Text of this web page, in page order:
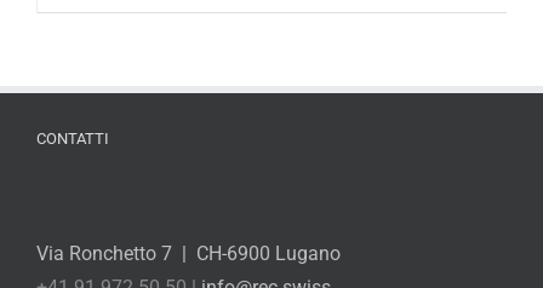
CONTATTI
Via Ronchetto 7 | CH-6900 Lugano